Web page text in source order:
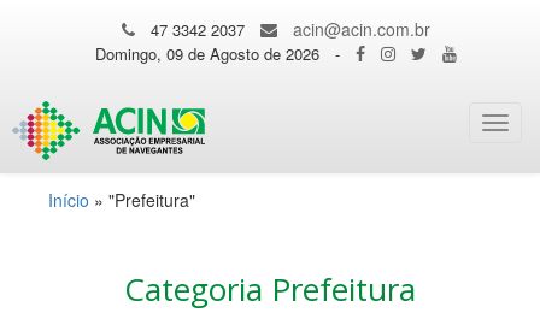
47 3342 2037 acin@acin.com.br
Domingo, 09 de Agosto de 2026 -
Início » "Prefeitura"
Categoria Prefeitura